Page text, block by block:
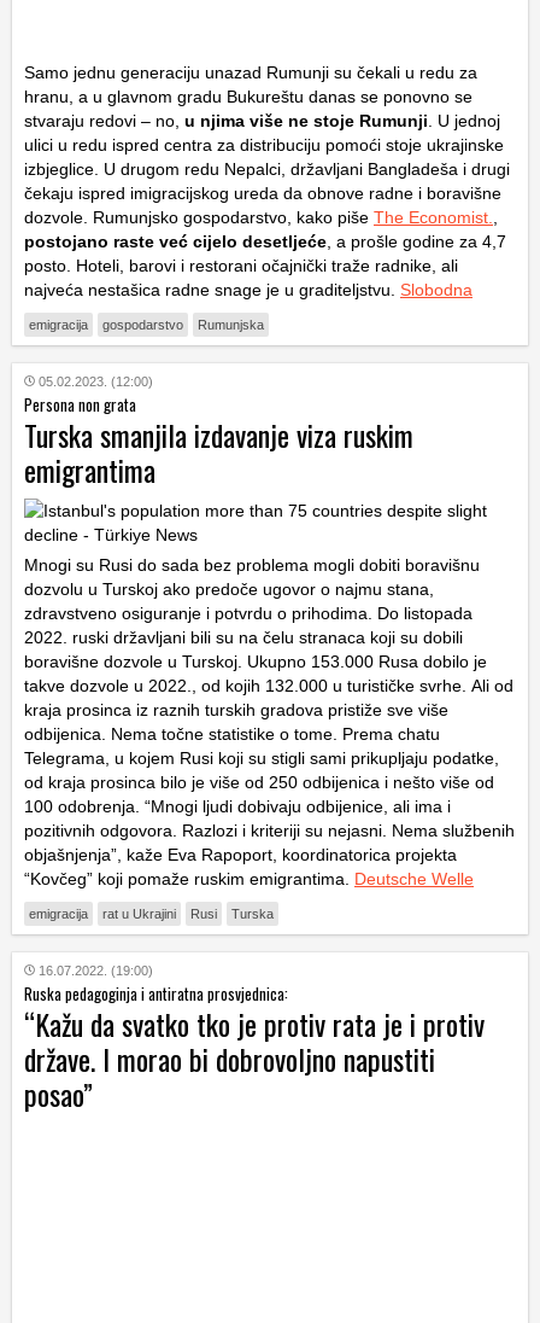
Samo jednu generaciju unazad Rumunji su čekali u redu za
hranu, a u glavnom gradu Bukureštu danas se ponovno se
stvaraju redovi – no, u njima više ne stoje Rumunji . U jednoj
ulici u redu ispred centra za distribuciju pomoći stoje ukrajinske
izbjeglice. U drugom redu Nepalci, državljani Bangladeša i drugi
čekaju ispred imigracijskog ureda da obnove radne i boravišne
dozvole. Rumunjsko gospodarstvo, kako piše The Economist.
postojano raste već cijelo desetljeće , a prošle godine za 4,7
posto. Hoteli, barovi i restorani očajnički traže radnike, ali
najveća nestašica radne snage je u graditeljstvu. Slobodna
emigracija gospodarstvo Rumunjska
05.02.2023. (12:00)
Persona non grata
Turska smanjila izdavanje viza ruskim
emigrantima
Mnogi su Rusi do sada bez problema mogli dobiti boravišnu
dozvolu u Turskoj ako predoče ugovor o najmu stana,
zdravstveno osiguranje i potvrdu o prihodima. Do listopada
2022. ruski državljani bili su na čelu stranaca koji su dobili
boravišne dozvole u Turskoj. Ukupno 153.000 Rusa dobilo je
takve dozvole u 2022., od kojih 132.000 u turističke svrhe. Ali od
kraja prosinca iz raznih turskih gradova pristiže sve više
odbijenica. Nema točne statistike o tome. Prema chatu
Telegrama, u kojem Rusi koji su stigli sami prikupljaju podatke,
od kraja prosinca bilo je više od 250 odbijenica i nešto više od
100 odobrenja. “Mnogi ljudi dobivaju odbijenice, ali ima i
pozitivnih odgovora. Razlozi i kriteriji su nejasni. Nema službenih
objašnjenja”, kaže Eva Rapoport, koordinatorica projekta
“Kovčeg” koji pomaže ruskim emigrantima. Deutsche Welle
emigracija rat u Ukrajini Rusi Turska
16.07.2022. (19:00)
Ruska pedagoginja i antiratna prosvjednica:
“Kažu da svatko tko je protiv rata je i protiv
države. I morao bi dobrovoljno napustiti
posao”